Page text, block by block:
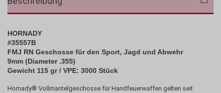
HORNADY
#35557B
FMJ RN Geschosse für den Sport, Jagd und Abwehr
9mm (Diameter .355)
Gewicht 115 gr / VPE: 3000 Stück
Hornady® Vollmantelgeschosse für Handfeuerwaffen gelten seit